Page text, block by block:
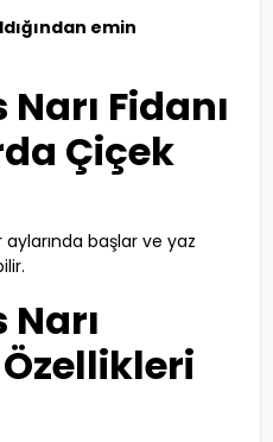
emin
Narı Fidanı
Çiçek
aylarında başlar ve yaz
Narı